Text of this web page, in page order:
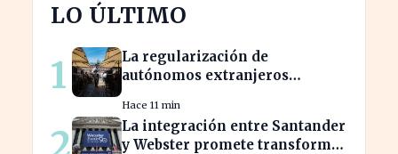
LO ÚLTIMO
1
La regularización de
autónomos extranjeros
empleo turístico
Hace 11 min
2
La integración entre Santander
y Webster promete transformar